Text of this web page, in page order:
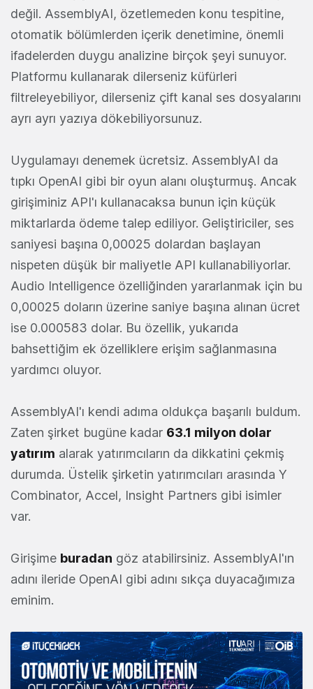
değil. AssemblyAI, özetlemeden konu tespitine,
otomatik bölümlerden içerik denetimine, önemli
ifadelerden duygu analizine birçok şeyi sunuyor.
Platformu kullanarak dilerseniz küfürleri
filtreleyebiliyor, dilerseniz çift kanal ses dosyalarını
ayrı ayrı yazıya dökebiliyorsunuz.
Uygulamayı denemek ücretsiz. AssemblyAI da
tıpkı OpenAI gibi bir oyun alanı oluşturmuş. Ancak
girişiminiz API'ı kullanacaksa bunun için küçük
miktarlarda ödeme talep ediliyor. Geliştiriciler, ses
saniyesi başına 0,00025 dolardan başlayan
nispeten düşük bir maliyetle API kullanabiliyorlar.
Audio Intelligence özelliğinden yararlanmak için bu
0,00025 doların üzerine saniye başına alınan ücret
ise 0.000583 dolar. Bu özellik, yukarıda
bahsettiğim ek özelliklere erişim sağlanmasına
yardımcı oluyor.
AssemblyAI'ı kendi adıma oldukça başarılı buldum.
Zaten şirket bugüne kadar 63.1 milyon dolar
yatırım alarak yatırımcıların da dikkatini çekmiş
durumda. Üstelik şirketin yatırımcıları arasında Y
Combinator, Accel, Insight Partners gibi isimler
var.
Girişime buradan göz atabilirsiniz. AssemblyAI'ın
adını ileride OpenAI gibi adını sıkça duyacağımıza
eminim.